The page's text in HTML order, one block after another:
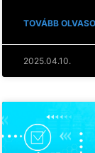
TOVÁBB
2025.04.10.